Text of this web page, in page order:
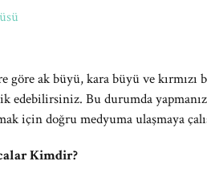
ak büyü, kara büyü ve kırmızı
edebilirsiniz. Bu durumda
için doğru medyuma ulaşmaya
Kimdir?